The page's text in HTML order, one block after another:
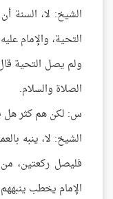
الشيخ: لا،
التحية، والإمام
ولم يصل التحية
الصلاة والسلام.
س: لكن هم كثر هل
الشيخ: لا، ينبه
فليصل ركعتين،
الإمام يخطب